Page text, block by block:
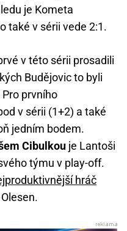
je Kometa
také v sérii vede 2:1.
v této sérii prosadili
Budějovic to byli
Pro prvního
v sérii (1+2) a také
jedním bodem.
Cibulkou je Lantoši
týmu v play-off.
hráč